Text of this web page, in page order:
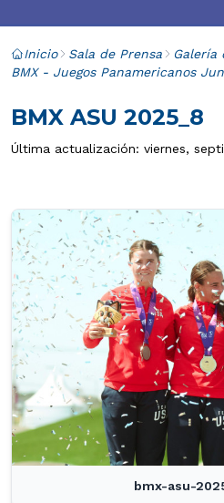
Inicio Sala de Prensa
Galería
BMX - Juegos Panamericanos
BMX ASU 2025_8
Última actualización: viernes,
bmx-asu-